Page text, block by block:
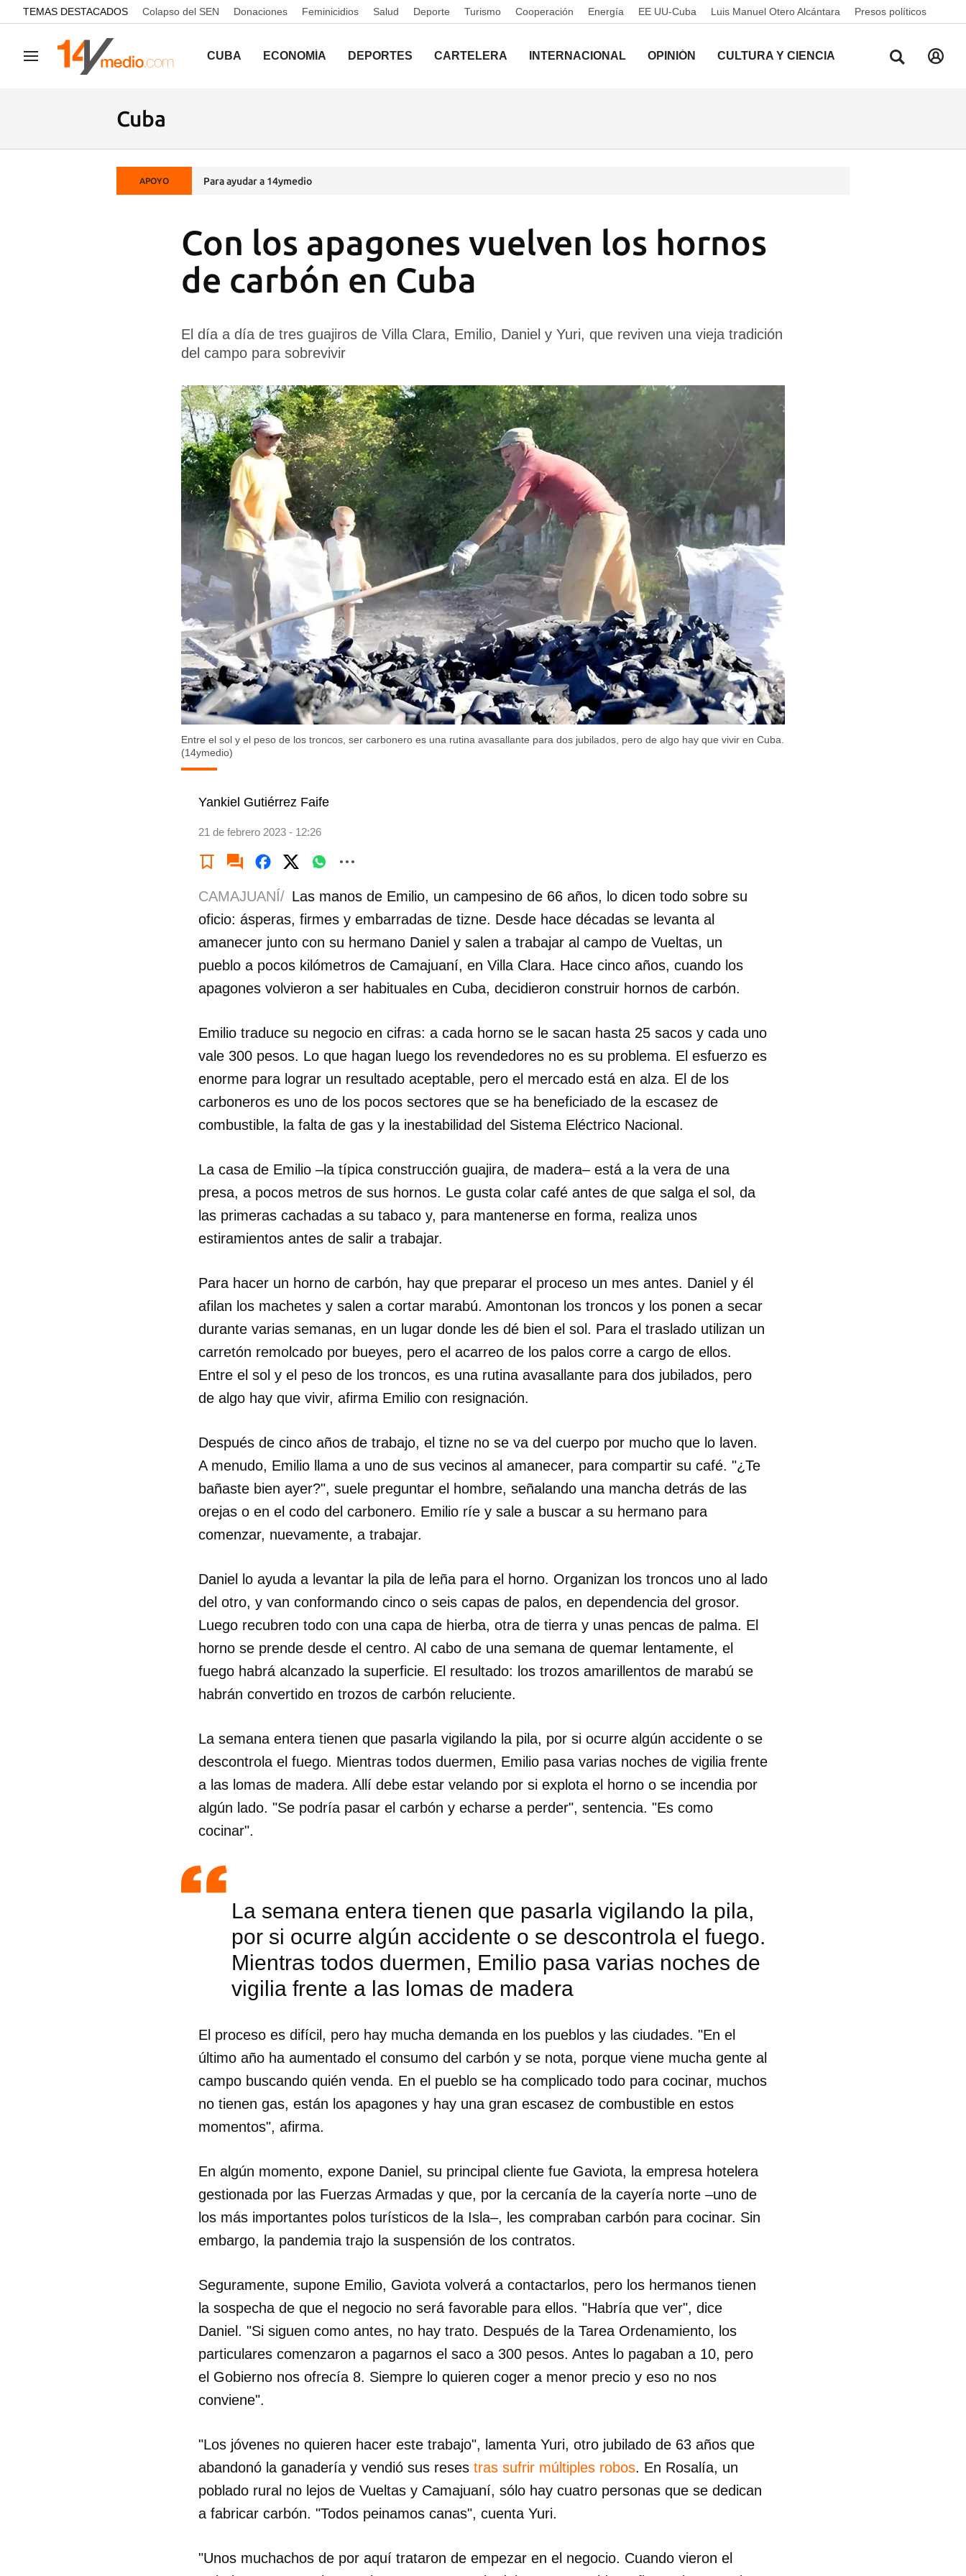
common.go-to-content
TEMAS DESTACADOS Colapso del SEN Donaciones Feminicidios Salud Deporte Turismo Cooperación Energía EE UU-Cuba Luis Manuel Otero Alcántara Presos políticos
Navegación CUBA ECONOMÍA DEPORTES CARTELERA INTERNACIONAL OPINIÓN CULTURA Y CIENCIA
Cuba
APOYO Para ayudar a 14ymedio
Con los apagones vuelven los hornos
de carbón en Cuba
El día a día de tres guajiros de Villa Clara, Emilio, Daniel y Yuri, que reviven una vieja tradición
del campo para sobrevivir
Entre el sol y el peso de los troncos, ser carbonero es una rutina avasallante para dos jubilados, pero de algo hay que vivir en Cuba.
(14ymedio)
Yankiel Gutiérrez Faife
21 de febrero 2023 - 12:26
Para poder guardar como favorito, primero has de iniciar sesión con tu
cuenta de 14ymedio.
INICIAR SESIÓN CANCELAR
CAMAJUANÍ/ Las manos de Emilio, un campesino de 66 años, lo dicen todo sobre su
oficio: ásperas, firmes y embarradas de tizne. Desde hace décadas se levanta al
amanecer junto con su hermano Daniel y salen a trabajar al campo de Vueltas, un
pueblo a pocos kilómetros de Camajuaní, en Villa Clara. Hace cinco años, cuando los
apagones volvieron a ser habituales en Cuba, decidieron construir hornos de carbón.
Emilio traduce su negocio en cifras: a cada horno se le sacan hasta 25 sacos y cada uno
vale 300 pesos. Lo que hagan luego los revendedores no es su problema. El esfuerzo es
enorme para lograr un resultado aceptable, pero el mercado está en alza. El de los
carboneros es uno de los pocos sectores que se ha beneficiado de la escasez de
combustible, la falta de gas y la inestabilidad del Sistema Eléctrico Nacional.
La casa de Emilio –la típica construcción guajira, de madera– está a la vera de una
presa, a pocos metros de sus hornos. Le gusta colar café antes de que salga el sol, da
las primeras cachadas a su tabaco y, para mantenerse en forma, realiza unos
estiramientos antes de salir a trabajar.
Para hacer un horno de carbón, hay que preparar el proceso un mes antes. Daniel y él
afilan los machetes y salen a cortar marabú. Amontonan los troncos y los ponen a secar
durante varias semanas, en un lugar donde les dé bien el sol. Para el traslado utilizan un
carretón remolcado por bueyes, pero el acarreo de los palos corre a cargo de ellos.
Entre el sol y el peso de los troncos, es una rutina avasallante para dos jubilados, pero
de algo hay que vivir, afirma Emilio con resignación.
Después de cinco años de trabajo, el tizne no se va del cuerpo por mucho que lo laven.
A menudo, Emilio llama a uno de sus vecinos al amanecer, para compartir su café. "¿Te
bañaste bien ayer?", suele preguntar el hombre, señalando una mancha detrás de las
orejas o en el codo del carbonero. Emilio ríe y sale a buscar a su hermano para
comenzar, nuevamente, a trabajar.
Daniel lo ayuda a levantar la pila de leña para el horno. Organizan los troncos uno al lado
del otro, y van conformando cinco o seis capas de palos, en dependencia del grosor.
Luego recubren todo con una capa de hierba, otra de tierra y unas pencas de palma. El
horno se prende desde el centro. Al cabo de una semana de quemar lentamente, el
fuego habrá alcanzado la superficie. El resultado: los trozos amarillentos de marabú se
habrán convertido en trozos de carbón reluciente.
La semana entera tienen que pasarla vigilando la pila, por si ocurre algún accidente o se
descontrola el fuego. Mientras todos duermen, Emilio pasa varias noches de vigilia frente
a las lomas de madera. Allí debe estar velando por si explota el horno o se incendia por
algún lado. "Se podría pasar el carbón y echarse a perder", sentencia. "Es como
cocinar".
La semana entera tienen que pasarla vigilando la pila,
por si ocurre algún accidente o se descontrola el fuego.
Mientras todos duermen, Emilio pasa varias noches de
vigilia frente a las lomas de madera
El proceso es difícil, pero hay mucha demanda en los pueblos y las ciudades. "En el
último año ha aumentado el consumo del carbón y se nota, porque viene mucha gente al
campo buscando quién venda. En el pueblo se ha complicado todo para cocinar, muchos
no tienen gas, están los apagones y hay una gran escasez de combustible en estos
momentos", afirma.
En algún momento, expone Daniel, su principal cliente fue Gaviota, la empresa hotelera
gestionada por las Fuerzas Armadas y que, por la cercanía de la cayería norte –uno de
los más importantes polos turísticos de la Isla–, les compraban carbón para cocinar. Sin
embargo, la pandemia trajo la suspensión de los contratos.
Seguramente, supone Emilio, Gaviota volverá a contactarlos, pero los hermanos tienen
la sospecha de que el negocio no será favorable para ellos. "Habría que ver", dice
Daniel. "Si siguen como antes, no hay trato. Después de la Tarea Ordenamiento, los
particulares comenzaron a pagarnos el saco a 300 pesos. Antes lo pagaban a 10, pero
el Gobierno nos ofrecía 8. Siempre lo quieren coger a menor precio y eso no nos
conviene".
"Los jóvenes no quieren hacer este trabajo", lamenta Yuri, otro jubilado de 63 años que
abandonó la ganadería y vendió sus reses tras sufrir múltiples robos. En Rosalía, un
poblado rural no lejos de Vueltas y Camajuaní, sólo hay cuatro personas que se dedican
a fabricar carbón. "Todos peinamos canas", cuenta Yuri.
"Unos muchachos de por aquí trataron de empezar en el negocio. Cuando vieron el